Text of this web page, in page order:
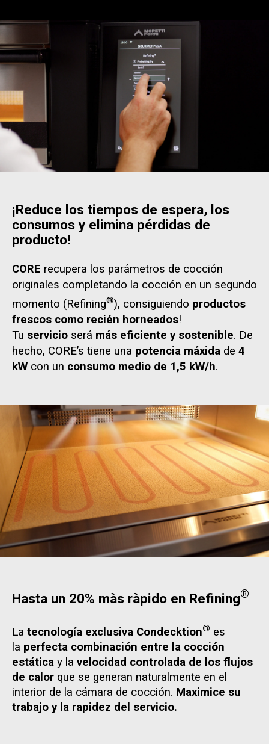
¡Reduce los tiempos de espera, los
consumos y elimina pérdidas de
producto!
CORE recupera los parámetros de cocción
originales completando la cocción en un segundo
momento (Refining®), consiguiendo productos
frescos como recién horneados!
Tu servicio será más eficiente y sostenible. De
hecho, CORE’s tiene una potencia máxida de 4
kW con un consumo medio de 1,5 kW/h.
Hasta un 20% màs ràpido en Refining®
La tecnología exclusiva Condecktion® es
la perfecta combinación entre la cocción
estática y la velocidad controlada de los flujos
de calor que se generan naturalmente en el
interior de la cámara de cocción. Maximice su
trabajo y la rapidez del servicio.